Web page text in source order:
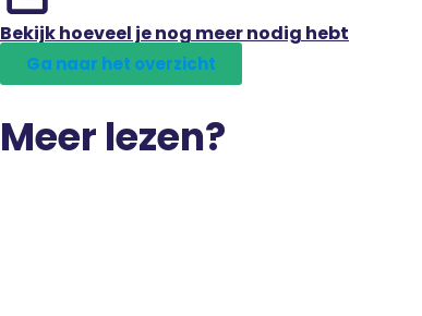
Bekijk hoeveel je nog meer nodig hebt
Ga naar het overzicht
Meer lezen?